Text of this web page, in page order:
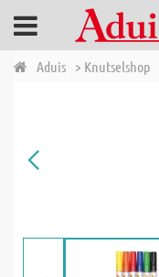
Aduis > Knutselshop